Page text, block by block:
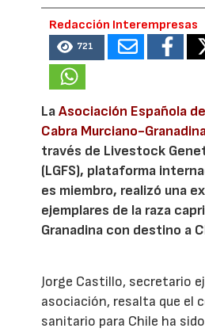
Redacción Interempresas
721
LaAsociación Española
Cabra Murciano-
través de Livestock
(LGFS), plataforma
es miembro, realizó una
ejemplares de la raza
Granadina con destino a
Jorge Castillo, secretario
asociación, resalta que el
sanitario para Chile ha